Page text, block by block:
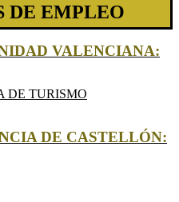
DE EMPLEO
VALENCIANA:
DE TURISMO
DE CASTELLÓN: